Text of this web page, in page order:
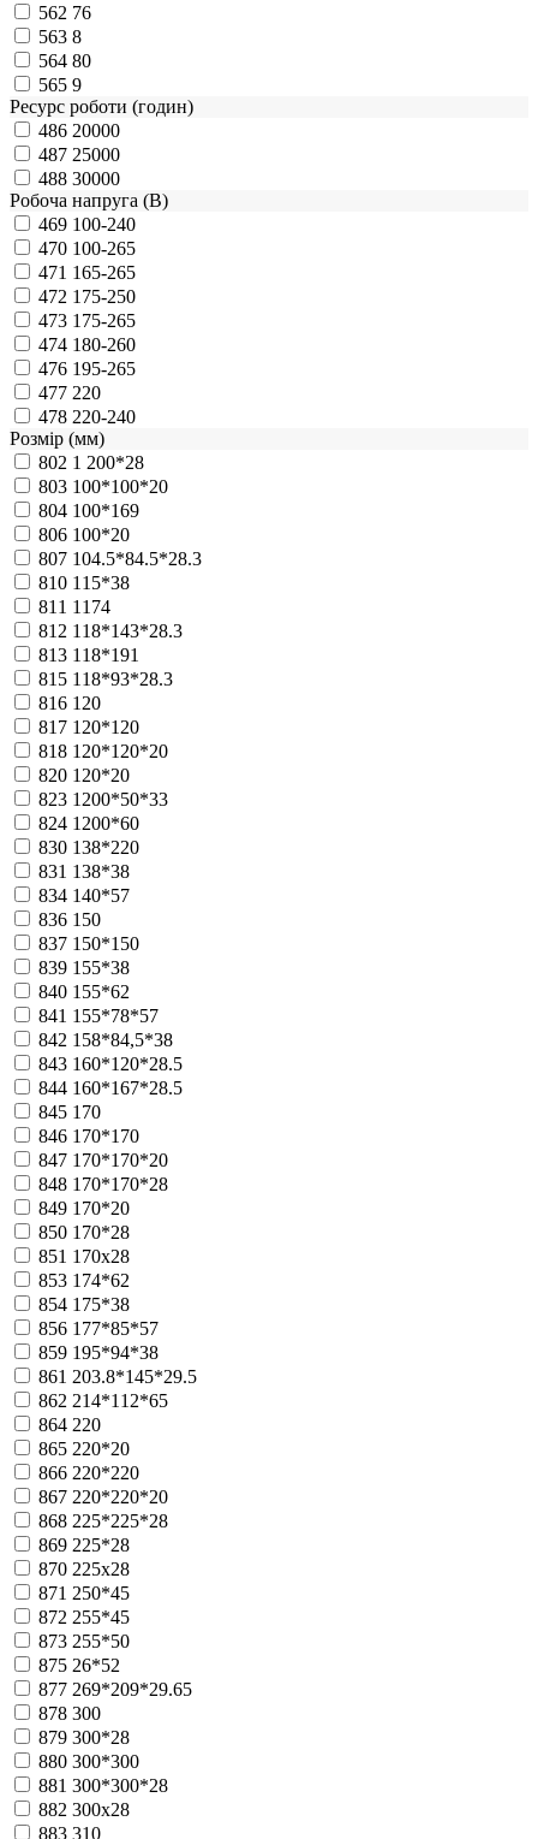
562 76
563 8
564 80
565 9
Ресурс роботи (годин)
486 20000
487 25000
488 30000
Робоча напруга (В)
469 100-240
470 100-265
471 165-265
472 175-250
473 175-265
474 180-260
476 195-265
477 220
478 220-240
Розмір (мм)
802 1 200*28
803 100*100*20
804 100*169
806 100*20
807 104.5*84.5*28.3
810 115*38
811 1174
812 118*143*28.3
813 118*191
815 118*93*28.3
816 120
817 120*120
818 120*120*20
820 120*20
823 1200*50*33
824 1200*60
830 138*220
831 138*38
834 140*57
836 150
837 150*150
839 155*38
840 155*62
841 155*78*57
842 158*84,5*38
843 160*120*28.5
844 160*167*28.5
845 170
846 170*170
847 170*170*20
848 170*170*28
849 170*20
850 170*28
851 170x28
853 174*62
854 175*38
856 177*85*57
859 195*94*38
861 203.8*145*29.5
862 214*112*65
864 220
865 220*20
866 220*220
867 220*220*20
868 225*225*28
869 225*28
870 225x28
871 250*45
872 255*45
873 255*50
875 26*52
877 269*209*29.65
878 300
879 300*28
880 300*300
881 300*300*28
882 300x28
883 310